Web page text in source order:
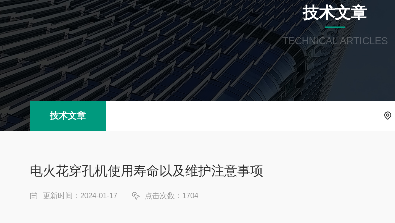
技术文章
TECHNICAL ARTICLES
技术文章
电火花穿孔机使用寿命以及维护注意事项
更新时间：2024-01-17 点击次数：1704